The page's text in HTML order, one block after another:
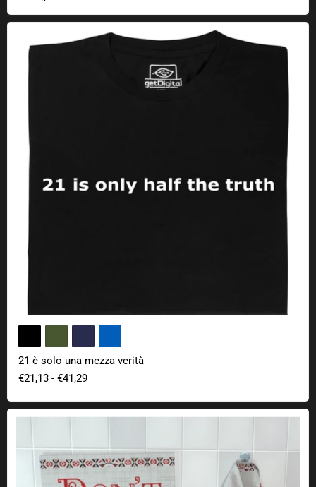
21 è solo una mezza verità
21 è solo una mezza verità
€21,13 - €41,29